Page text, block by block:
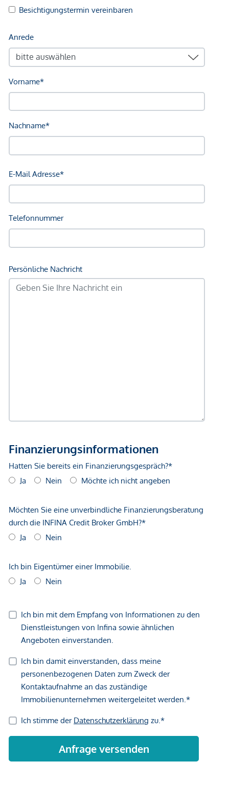
Apotheke <250m
Krankenhaus <1.250m
Kinder & Schulen
Schule <500m
Kindergarten <500m
Supermarkt <250m
Einkaufszentrum <1.750m
Sonstige
Geldautomat <250m
Bank <500m
Verkehr
Vertragsabschluss resultierende Rechte sind ausschließlich
gegenüber dem anbietenden Immobilienunternehmen
geltend zu machen. Wir weisen Sie darauf hin, dass die
gemachten Angaben und Informationen lediglich
Gewähr erfolgen. Der Vermittler ist als Doppelmakler tätig.